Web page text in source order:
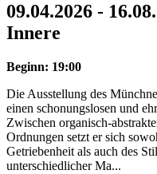
09.04.2026 -
Innere
Beginn: 19:00
Die Ausstellung des
einen schonungslosen und
Zwischen organisch-
Ordnungen setzt er sich
Getriebenheit als auch des
unterschiedlicher Ma...